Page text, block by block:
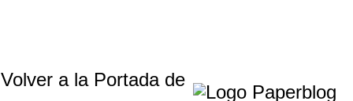
Volver a la Portada de